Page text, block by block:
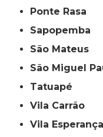
Ponte Rasa
Sapopemba
São Mateus
São Miguel
Tatuapé
Vila Carrão
Vila Esperança